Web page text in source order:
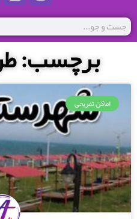
برچسب:
اماکن تفریحی